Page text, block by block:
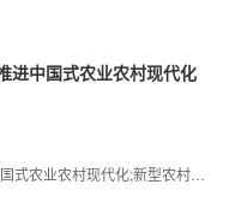
进中国式农业农村现代化
新型农村集体经济;城乡融合发展;新质生产力